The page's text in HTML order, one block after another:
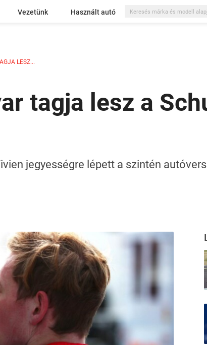
Vezetünk Használt autó
LESZ...
tagja lesz a
jegyességre lépett a szintén